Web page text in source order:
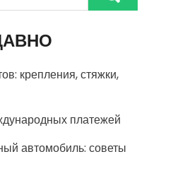
крепления, стяжки,
платежей
автомобиль: советы